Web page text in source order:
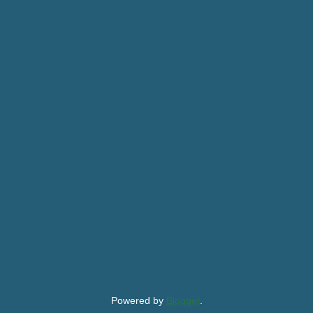
Powered by Blogger.